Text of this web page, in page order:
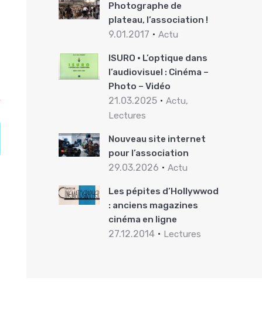
Photographe de
plateau, l’association !
9.01.2017 Actu
ISURO · L’optique dans
l’audiovisuel : Cinéma –
Photo – Vidéo
21.03.2025
Actu,
Lectures
Nouveau site internet
pour l’association
29.03.2026 Actu
Les pépites d’Hollywwod
: anciens magazines
cinéma en ligne
27.12.2014 Lectures